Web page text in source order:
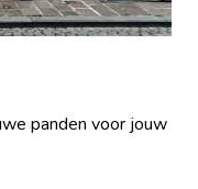
panden voor jouw